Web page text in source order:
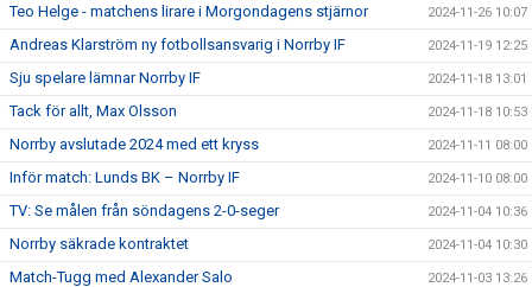
Teo Helge - matchens lirare i Morgondagens stjärnor 2024-11-26 10:07
Andreas Klarström ny fotbollsansvarig i Norrby IF 2024-11-19 12:25
Sju spelare lämnar Norrby IF 2024-11-18 13:01
Tack för allt, Max Olsson 2024-11-18 10:53
Norrby avslutade 2024 med ett kryss 2024-11-11 08:00
Inför match: Lunds BK – Norrby IF 2024-11-10 08:00
TV: Se målen från söndagens 2-0-seger 2024-11-04 10:36
Norrby säkrade kontraktet 2024-11-04 10:30
Match-Tugg med Alexander Salo 2024-11-03 13:26